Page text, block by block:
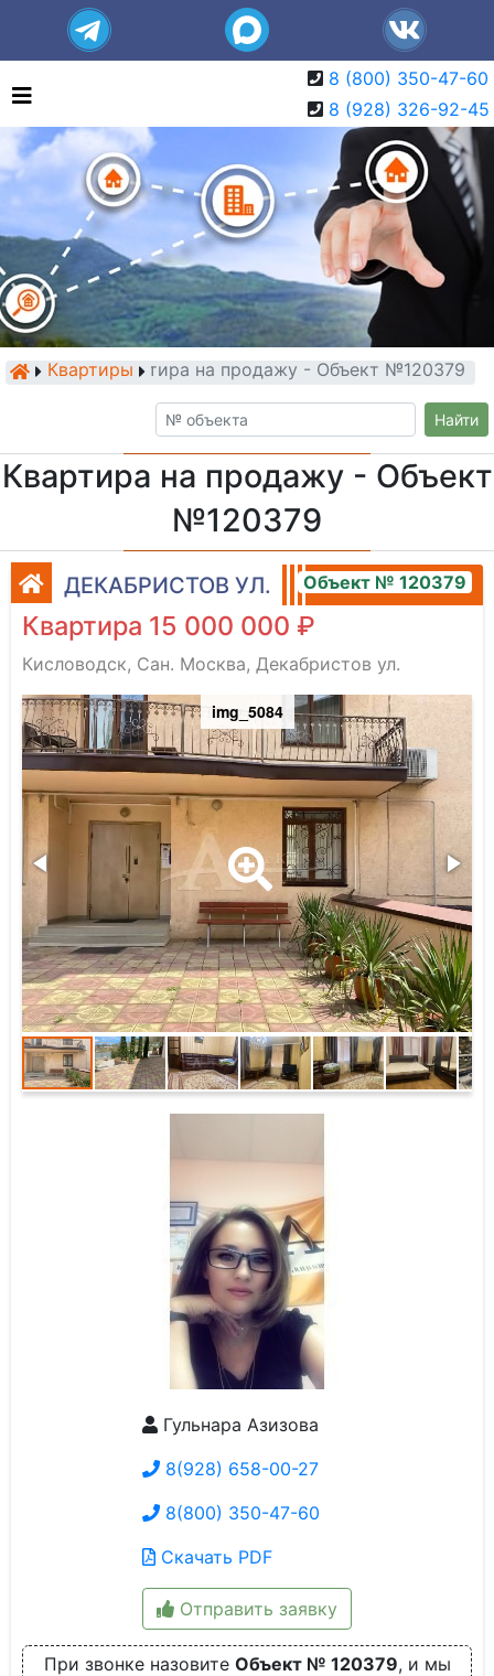
8 (800) 350-47-60
8 (928) 326-92-45
КвартирыКвартира на продажу - Объект №120379
Найти
Квартира на продажу - Объект
№120379
ДЕКАБРИСТОВ УЛ. Объект № 120379
Квартира 15 000 000 ₽
Кисловодск, Сан. Москва, Декабристов ул.
img_5084
Гульнара Азизова
8(928) 658-00-27
8(800) 350-47-60
Скачать PDF
Отправить заявку
При звонке назовите Объект № 120379, и мы